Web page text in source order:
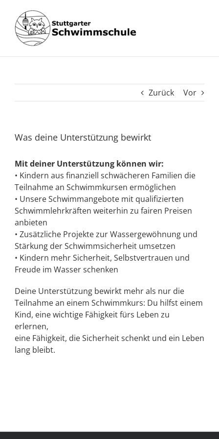
Inhalt
springen
Zurück Vor
Was deine Unterstützung bewirkt
Mit deiner Unterstützung können wir:
• Kindern aus finanziell schwächeren Familien die
Teilnahme an Schwimmkursen ermöglichen
• Unsere Schwimmangebote mit qualifizierten
Schwimmlehrkräften weiterhin zu fairen Preisen
anbieten
• Zusätzliche Projekte zur Wassergewöhnung und
Stärkung der Schwimmsicherheit umsetzen
• Kindern mehr Sicherheit, Selbstvertrauen und
Freude im Wasser schenken
Deine Unterstützung bewirkt mehr als nur die
Teilnahme an einem Schwimmkurs: Du hilfst einem
Kind, eine wichtige Fähigkeit fürs Leben zu
erlernen,
eine Fähigkeit, die Sicherheit schenkt und ein Leben
lang bleibt.